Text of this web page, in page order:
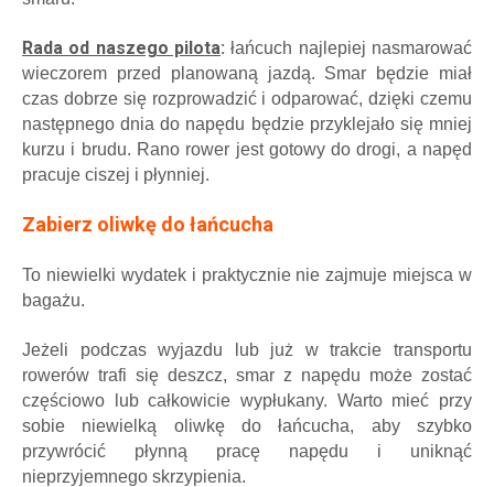
Rada od naszego pilota: łańcuch najlepiej nasmarować
wieczorem przed planowaną jazdą. Smar będzie miał
czas dobrze się rozprowadzić i odparować, dzięki czemu
następnego dnia do napędu będzie przyklejało się mniej
kurzu i brudu. Rano rower jest gotowy do drogi, a napęd
pracuje ciszej i płynniej.
Zabierz oliwkę do łańcucha
To niewielki wydatek i praktycznie nie zajmuje miejsca w
bagażu.
Jeżeli podczas wyjazdu lub już w trakcie transportu
rowerów trafi się deszcz, smar z napędu może zostać
częściowo lub całkowicie wypłukany. Warto mieć przy
sobie niewielką oliwkę do łańcucha, aby szybko
przywrócić płynną pracę napędu i uniknąć
nieprzyjemnego skrzypienia.